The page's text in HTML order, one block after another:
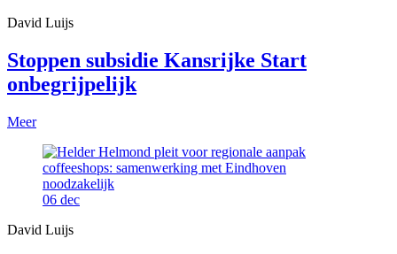
David Luijs
Stoppen subsidie Kansrijke Start
onbegrijpelijk
Meer
06 dec
David Luijs